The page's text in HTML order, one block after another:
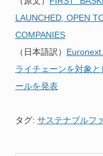
LAUNCHED, OPEN
COMPANIES
（日本語訳）
ライチェーンを対象
ールを発表
タグ: サステナブルフ